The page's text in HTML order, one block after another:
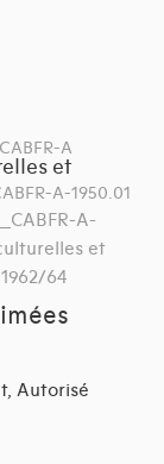
A
et
A-1950.01
A-
et
64
Autorisé